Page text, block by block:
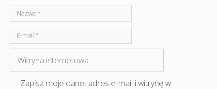
Nazwa
mail
internetowa
Zapisz moje dane, adres e-mail i witrynę w